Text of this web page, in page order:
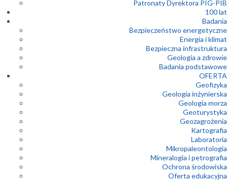
Patronaty Dyrektora PIG-PIB
100 lat
Badania
Bezpieczeństwo energetyczne
Energia i klimat
Bezpieczna infrastruktura
Geologia a zdrowie
Badania podstawowe
OFERTA
Geofizyka
Geologia inżynierska
Geologia morza
Geoturystyka
Geozagrożenia
Kartografia
Laboratoria
Mikropaleontologia
Mineralogia i petrografia
Ochrona środowiska
Oferta edukacyjna